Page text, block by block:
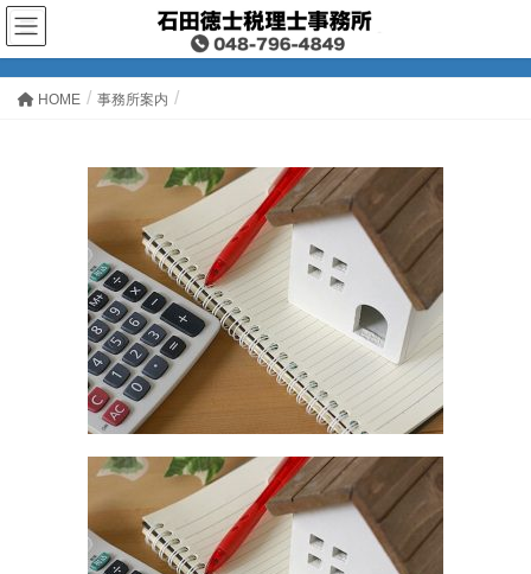
HOME 事務所案内